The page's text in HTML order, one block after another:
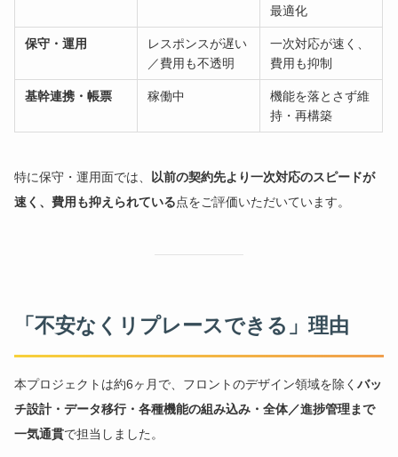
最適化
保守・運用
レスポンスが遅い
／費用も不透明
一次対応が速く、
費用も抑制
基幹連携・帳票 稼働中
機能を落とさず維
持・再構築
特に保守・運用面では、
以前の契約先より一次対応のスピードが
速く、費用も抑えられている点をご評価いただいています。
「不安なくリプレースできる」理由
本プロジェクトは約6ヶ月で、フロントのデザイン領域を除くバッ
チ設計・データ移行・各種機能の組み込み・全体／進捗管理まで
一気通貫で担当しました。